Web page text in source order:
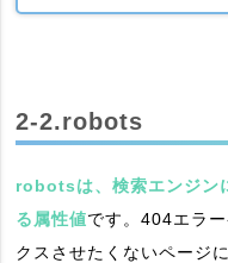
2-2.robots
robotsは、検索エンジン
る属性値です。404エラ
クスさせたくないページ